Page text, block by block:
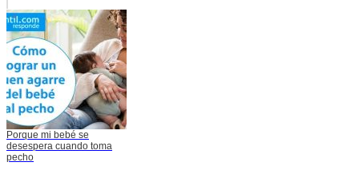
Porque mi bebé se
desespera cuando toma
pecho